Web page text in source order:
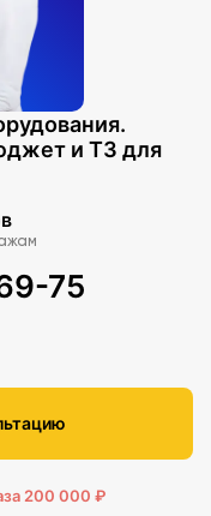
и ТЗ для
75
200 000 ₽